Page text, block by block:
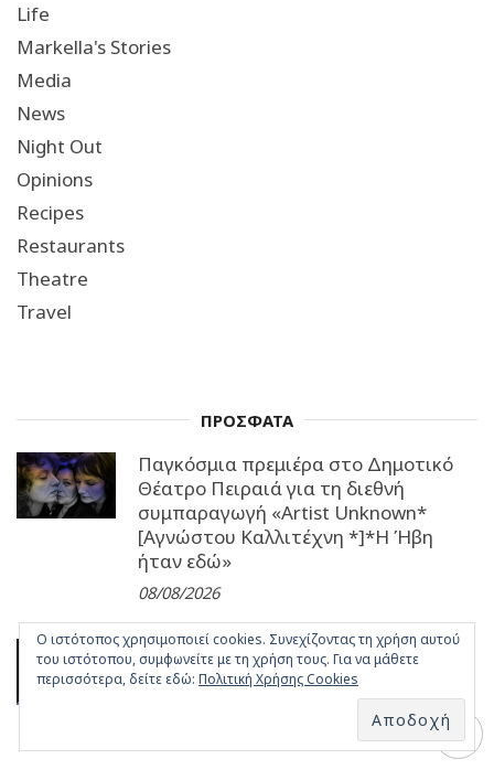
Life
Markella's Stories
Media
News
Night Out
Opinions
Recipes
Restaurants
Theatre
Travel
ΠΡΟΣΦΑΤΑ
Παγκόσμια πρεμιέρα στο Δημοτικό
Θέατρο Πειραιά για τη διεθνή
συμπαραγωγή «Artist Unknown*
[Αγνώστου Καλλιτέχνη *]*Η Ήβη
ήταν εδώ»
08/08/2026
«πολίτες β’ κατηγορίας» του Brian
Friel: Από 5 Οκτωβρίου στο Θέατρο
Ο ιστότοπος χρησιμοποιεί cookies. Συνεχίζοντας τη χρήση αυτού
του ιστότοπου, συμφωνείτε με τη χρήση τους. Για να μάθετε
περισσότερα, δείτε εδώ: Πολιτική Χρήσης Cookies